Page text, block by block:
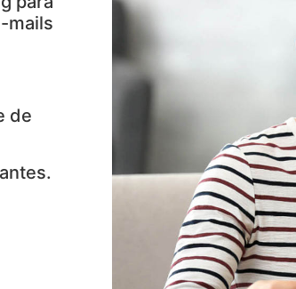
mails
de